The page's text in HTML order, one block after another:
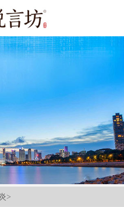
>